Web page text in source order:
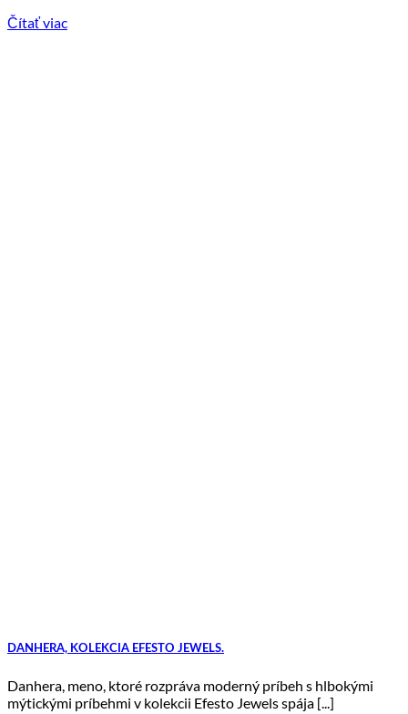
Čítať viac
DANHERA, KOLEKCIA EFESTO JEWELS.
Danhera, meno, ktoré rozpráva moderný príbeh s hlbokými
mýtickými príbehmi v kolekcii Efesto Jewels spája [...]